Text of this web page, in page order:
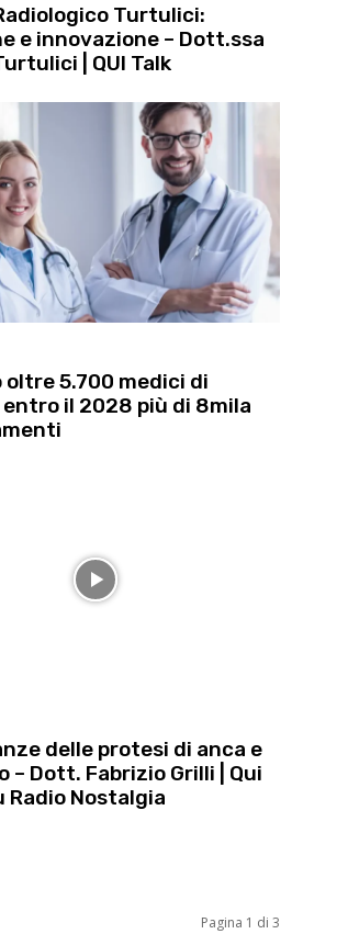
Turtulici:
e innovazione – Dott.ssa
| QUI Talk
oltre 5.700 medici di
il 2028 più di 8mila
delle protesi di anca e
– Dott. Fabrizio Grilli | Qui
Radio Nostalgia
Pagina 1 di 3